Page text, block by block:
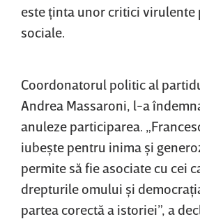
este ţinta unor critici virulente
sociale.
Coordonatorul politic al
Andrea Massaroni, l-a
anuleze participarea.
iubeşte pentru inima şi
permite să fie asociate cu cei
drepturile omului şi
partea corectă a istoriei”, a